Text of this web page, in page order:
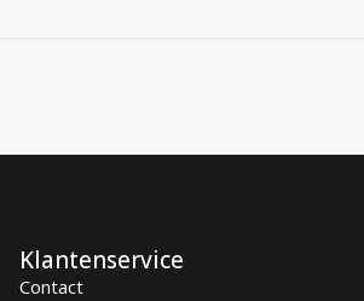
Klantenservice
Contact